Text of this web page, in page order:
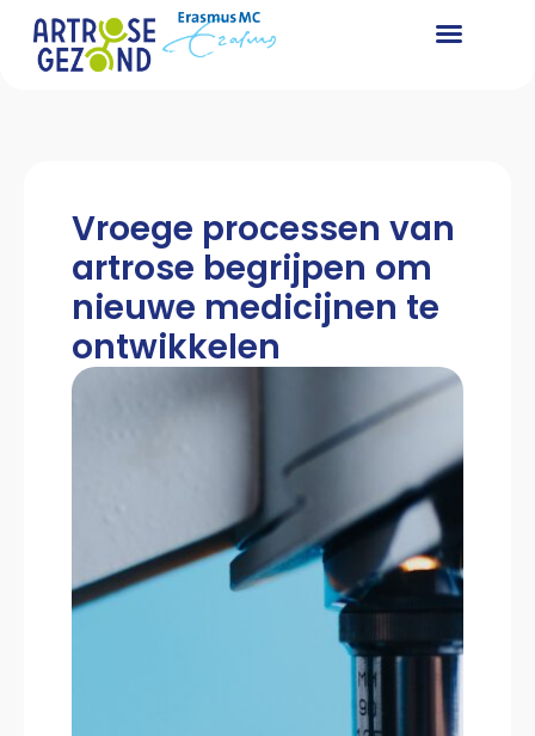
Vroege processen van
artrose begrijpen om
nieuwe medicijnen te
ontwikkelen